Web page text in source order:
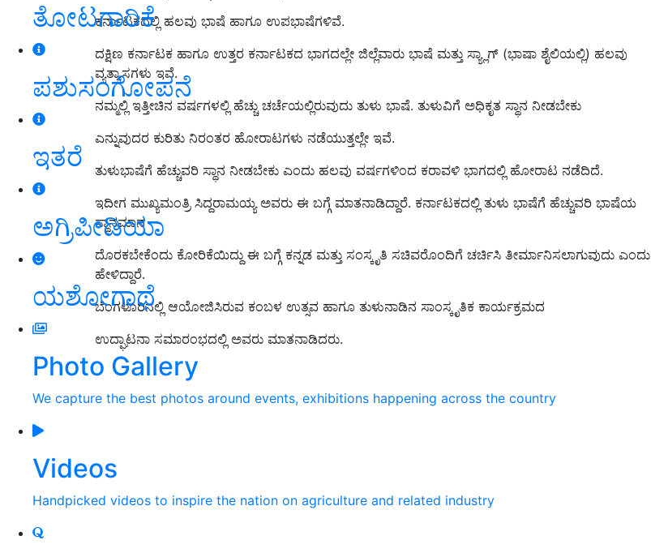
ತೋಟಗಾರಿಕೆ
ಪಶುಸಂಗೋಪನೆ
ಇತರೆ
ಅಗ್ರಿಪೀಡಿಯಾ
ಯಶೋಗಾಥೆ
Photo Gallery
We capture the best photos around events, exhibitions happening across the country
Videos
Handpicked videos to inspire the nation on agriculture and related industry
ಕರ್ನಾಟಕದಲ್ಲಿ ಹಲವು ಭಾಷೆ ಹಾಗೂ ಉಪಭಾಷೆಗಳಿವೆ.
ದಕ್ಷಿಣ ಕರ್ನಾಟಕ ಹಾಗೂ ಉತ್ತರ ಕರ್ನಾಟಕದ ಭಾಗದಲ್ಲೇ ಜಿಲ್ಲೆವಾರು ಭಾಷೆ ಮತ್ತು ಸ್ಯ್ಲಾಗ್‌ (ಭಾಷಾ ಶೈಲಿಯಲ್ಲಿ) ಹಲವು
ವ್ಯತ್ಯಾಸಗಳು ಇವೆ.
ನಮ್ಮಲ್ಲಿ ಇತ್ತೀಚಿನ ವರ್ಷಗಳಲ್ಲಿ ಹೆಚ್ಚು ಚರ್ಚೆಯಲ್ಲಿರುವುದು ತುಳು ಭಾಷೆ. ತುಳುವಿಗೆ ಅಧಿಕೃತ ಸ್ಥಾನ ನೀಡಬೇಕು
ಎನ್ನುವುದರ ಕುರಿತು ನಿರಂತರ ಹೋರಾಟಗಳು ನಡೆಯುತ್ತಲ್ಲೇ ಇವೆ.
ತುಳುಭಾಷೆಗೆ ಹೆಚ್ಚುವರಿ ಸ್ಥಾನ ನೀಡಬೇಕು ಎಂದು ಹಲವು ವರ್ಷಗಳಿಂದ ಕರಾವಳಿ ಭಾಗದಲ್ಲಿ ಹೋರಾಟ ನಡೆದಿದೆ.
ಇದೀಗ ಮುಖ್ಯಮಂತ್ರಿ ಸಿದ್ದರಾಮಯ್ಯ ಅವರು ಈ ಬಗ್ಗೆ ಮಾತನಾಡಿದ್ದಾರೆ. ಕರ್ನಾಟಕದಲ್ಲಿ ತುಳು ಭಾಷೆಗೆ ಹೆಚ್ಚುವರಿ ಭಾಷೆಯ
ಸ್ಥಾನಮಾನ
ದೊರಕಬೇಕೆಂದು ಕೋರಿಕೆಯಿದ್ದು ಈ ಬಗ್ಗೆ ಕನ್ನಡ ಮತ್ತು ಸಂಸ್ಕೃತಿ ಸಚಿವರೊಂದಿಗೆ ಚರ್ಚಿಸಿ ತೀರ್ಮಾನಿಸಲಾಗುವುದು ಎಂದು
ಹೇಳಿದ್ದಾರೆ.
ಬೆಂಗಳೂರಿನಲ್ಲಿ ಆಯೋಜಿಸಿರುವ ಕಂಬಳ ಉತ್ಸವ ಹಾಗೂ ತುಳುನಾಡಿನ ಸಾಂಸ್ಕೃತಿಕ ಕಾರ್ಯಕ್ರಮದ
ಉದ್ಘಾಟನಾ ಸಮಾರಂಭದಲ್ಲಿ ಅವರು ಮಾತನಾಡಿದರು.